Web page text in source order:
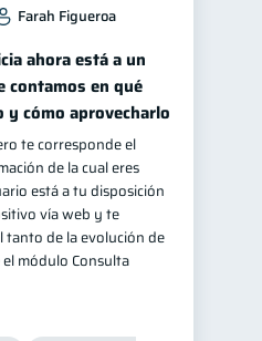
Farah Figueroa
ahora está a un
contamos en qué
cómo aprovecharlo
te corresponde el
de la cual eres
está a tu disposición
vía web y te
tanto de la evolución de
módulo Consulta